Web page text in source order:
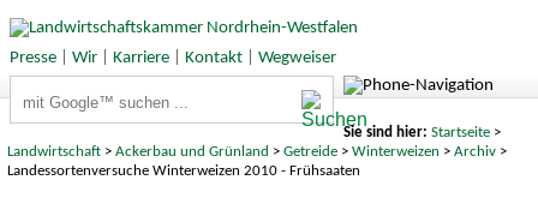
Presse| Wir| Karriere| Kontakt| Wegweiser
Sie sind hier: Startseite>
Landwirtschaft >Ackerbau und Grünland >Getreide >Winterweizen >Archiv >
Landessortenversuche Winterweizen 2010 - Frühsaaten